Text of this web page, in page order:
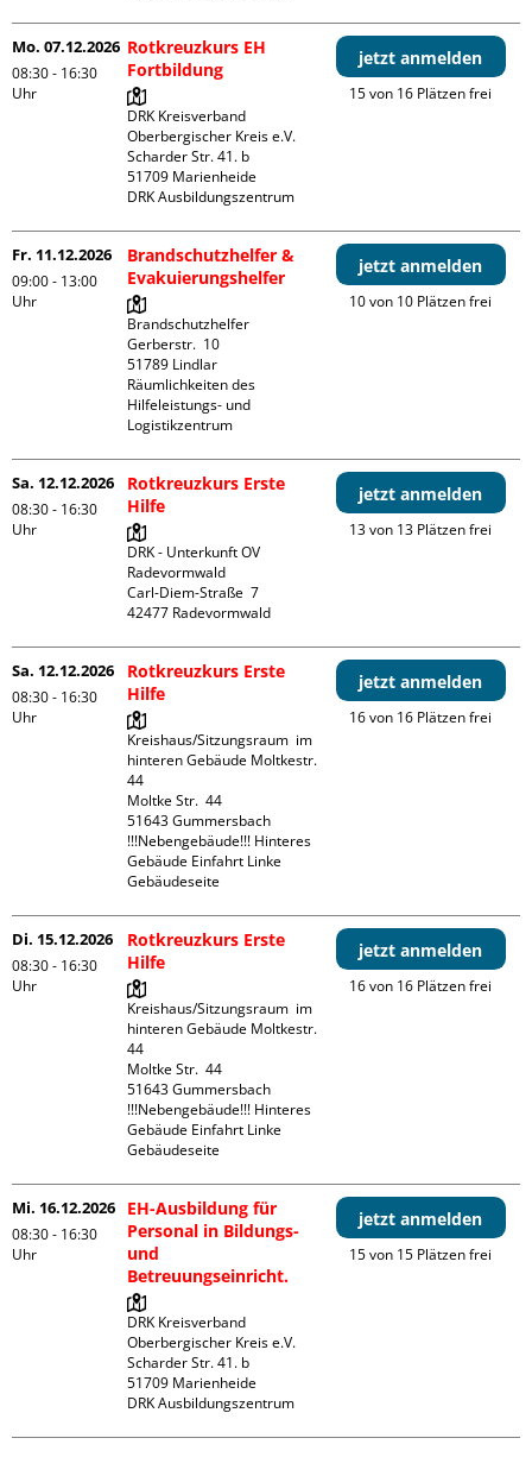
Mo. 07.12.2026
08:30 - 16:30
Uhr
Rotkreuzkurs EH
Fortbildung
DRK Kreisverband
Oberbergischer Kreis e.V.
Scharder Str. 41. b
51709 Marienheide
DRK Ausbildungszentrum
jetzt anmelden
15 von 16 Plätzen frei
Fr. 11.12.2026
09:00 - 13:00
Uhr
Brandschutzhelfer &
Evakuierungshelfer
Brandschutzhelfer
Gerberstr.  10
51789 Lindlar
Räumlichkeiten des
Hilfeleistungs- und
Logistikzentrum
jetzt anmelden
10 von 10 Plätzen frei
Sa. 12.12.2026
08:30 - 16:30
Uhr
Rotkreuzkurs Erste
Hilfe
DRK - Unterkunft OV
Radevormwald
Carl-Diem-Straße  7
jetzt anmelden
13 von 13 Plätzen frei
Sa. 12.12.2026
08:30 - 16:30
Uhr
Rotkreuzkurs Erste
Hilfe
Kreishaus/Sitzungsraum  im
hinteren Gebäude Moltkestr.
44
Moltke Str.  44
51643 Gummersbach
!!!Nebengebäude!!! Hinteres
Gebäude Einfahrt Linke
Gebäudeseite
jetzt anmelden
16 von 16 Plätzen frei
Di. 15.12.2026
08:30 - 16:30
Uhr
Rotkreuzkurs Erste
Hilfe
Kreishaus/Sitzungsraum  im
hinteren Gebäude Moltkestr.
44
Moltke Str.  44
51643 Gummersbach
!!!Nebengebäude!!! Hinteres
Gebäude Einfahrt Linke
Gebäudeseite
jetzt anmelden
16 von 16 Plätzen frei
Mi. 16.12.2026
08:30 - 16:30
Uhr
EH-Ausbildung für
Personal in Bildungs-
und
Betreuungseinricht.
DRK Kreisverband
Oberbergischer Kreis e.V.
Scharder Str. 41. b
51709 Marienheide
DRK Ausbildungszentrum
jetzt anmelden
15 von 15 Plätzen frei